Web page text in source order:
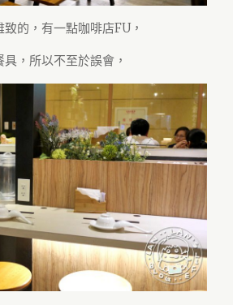
的，有一點咖啡店FU，
，所以不至於誤會，